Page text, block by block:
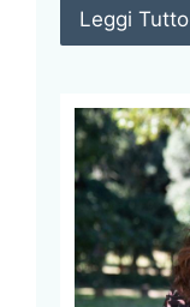
Leggi Tutto